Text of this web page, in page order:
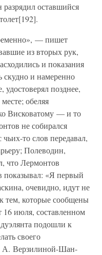
разрядил оставшийся
— пишет
из вторых рук,
и показания
скудно и намеренно
позднее,
обеляя
Висковатому — и то
не собирался
то слов передавал,
Полеводин,
что Лермонтов
«Я первый
очевидно, идут не
тем, которые сообщены
16 июля, составленном
подошли к
своего
А. Верзилиной-Шан-